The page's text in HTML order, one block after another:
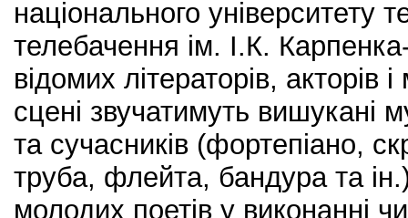
національного університету
телебачення ім. І.К.
відомих літераторів, акторів
сцені звучатимуть вишукані
та сучасників (фортепіано,
труба, флейта, бандура та
молодих поетів у виконанні